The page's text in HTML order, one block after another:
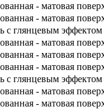
- матовая
- матовая
с глянцевым эффектом
- матовая
- матовая
- матовая
с глянцевым эффектом
- матовая
- матовая